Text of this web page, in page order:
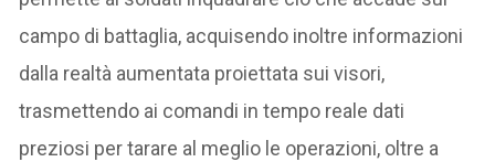
campo di battaglia, acquisendo inoltre informazioni
dalla realtà aumentata proiettata sui visori,
trasmettendo ai comandi in tempo reale dati
preziosi per tarare al meglio le operazioni, oltre a